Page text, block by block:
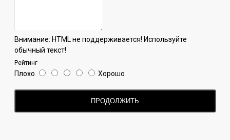
Внимание: HTML не поддерживается! Используйте
обычный текст!
Рейтинг
Плохо Хорошо
ПРОДОЛЖИТЬ